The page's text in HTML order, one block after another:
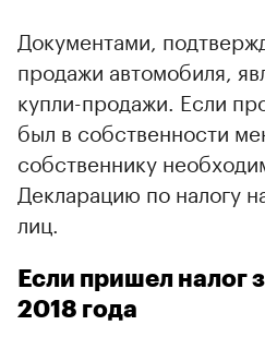
Документами,
продажи автомобиля,
купли-продажи. Если
был в собственности
собственнику
Декларацию по налогу
лиц.
Если пришел налог
2018 года